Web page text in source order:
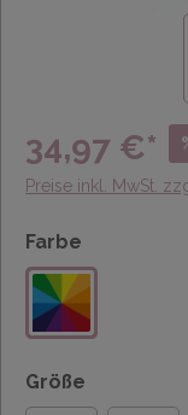
34,97 €*
Preise inkl. MwSt.
Farbe
Größe